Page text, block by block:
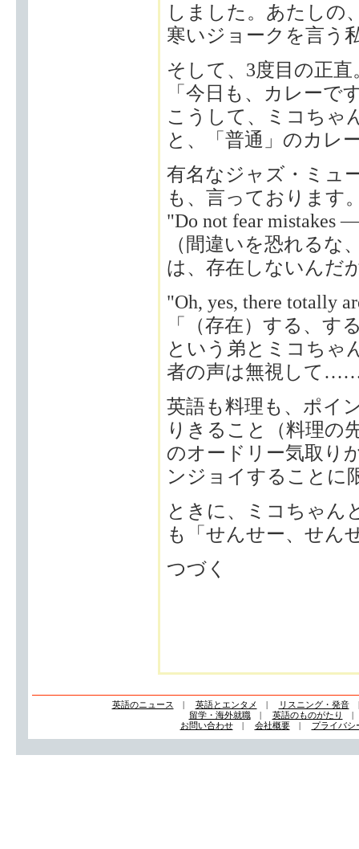
しました。あたしの
寒いジョークを言う
そして、3度目の正直
「今日も、カレーで
こうして、ミコちゃ
と、「普通」のカレ
有名なジャズ・ミュ
も、言っております
"Do not fear mistakes
（間違いを恐れるな
は、存在しないんだ
"Oh, yes, there totally
「（存在）する、す
という弟とミコちゃ
者の声は無視して
英語も料理も、ポイ
りきること（料理
のオードリー気取り
ンジョイすることに
ときに、ミコちゃん
も「せんせー、せん
つづく
英語のニュース | 英語とエンタメ | リスニング・発音
留学・海外就職| 英語のものがたり
お問い合わせ| 会社概要| プライバシ